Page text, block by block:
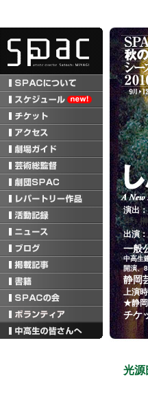
演出
作：
出演
一般
中高生
開演、
静岡
上演
★静岡
チケ
光源